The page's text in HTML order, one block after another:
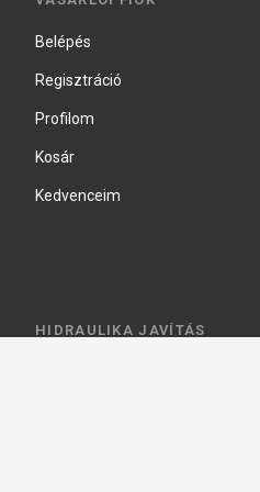
Belépés
Regisztráció
Profilom
Kosár
Kedvenceim
HIDRAULIKA JAVÍTÁS